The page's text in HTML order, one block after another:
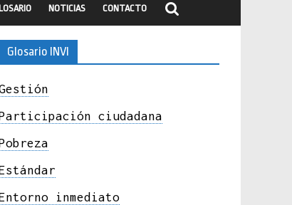
NOTICIAS CONTACTO
Glosario INVI
ciudadana
inmediato